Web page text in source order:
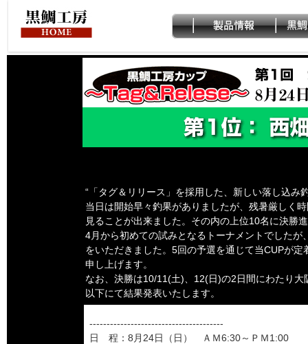
“「タグ＆リリース」を採用した、新しい落し込み
当日は開始早々釣果がありましたが、残暑厳しく
見ることが出来ました。その内の上位10名に決勝
4月から初めての試みとなるトーナメントでした
をいただきました。5回の予選を通じて当CUPが
申し上げます。
なお、決勝は10/11(土)、12(日)の2日間にわたり大
以下にて結果発表いたします。
---------------------------------------
日 程：8月24日（日） ＡＭ6:30～ＰＭ1:00